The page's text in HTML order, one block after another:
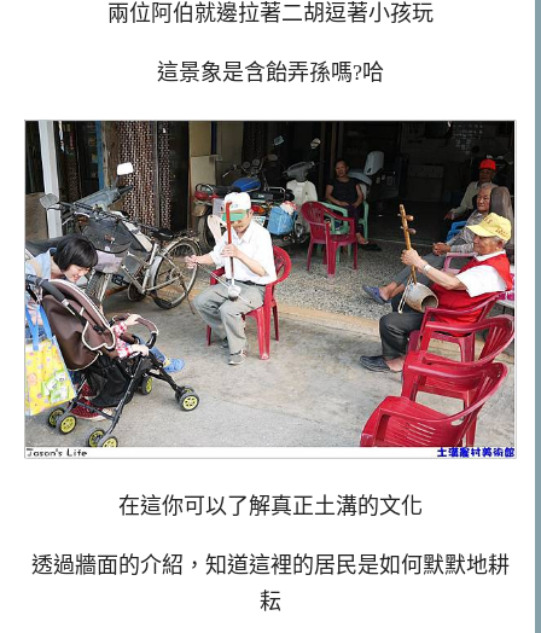
兩位阿伯就邊拉著二胡逗著小孩玩
這景象是含飴弄孫嗎?哈
在這你可以了解真正土溝的文化
透過牆面的介紹，知道這裡的居民是如何默默地耕
耘